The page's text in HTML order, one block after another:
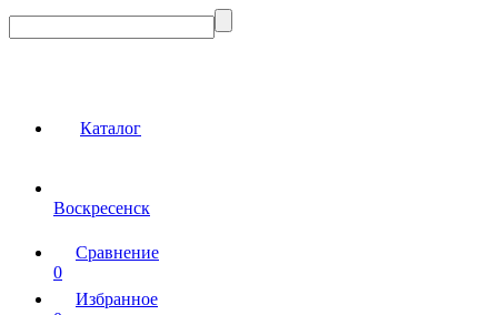
Каталог
Воскресенск
Сравнение
0
Избранное